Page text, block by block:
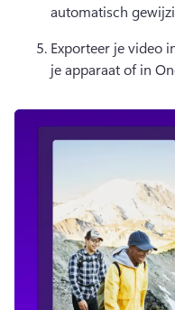
automatisch
Exporteer je video
je apparaat of in